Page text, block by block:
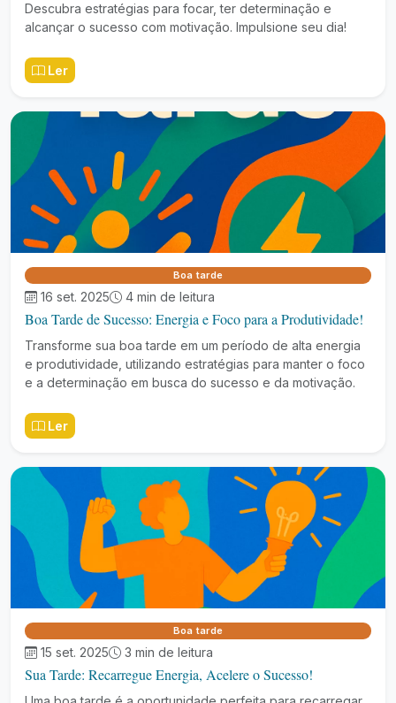
Descubra estratégias para focar, ter determinação e
alcançar o sucesso com motivação. Impulsione seu dia!
Ler
Boa tarde
16 set. 2025 4 min de leitura
Boa Tarde de Sucesso: Energia e Foco para a Produtividade!
Transforme sua boa tarde em um período de alta energia
e produtividade, utilizando estratégias para manter o foco
e a determinação em busca do sucesso e da motivação.
Ler
Boa tarde
15 set. 2025 3 min de leitura
Sua Tarde: Recarregue Energia, Acelere o Sucesso!